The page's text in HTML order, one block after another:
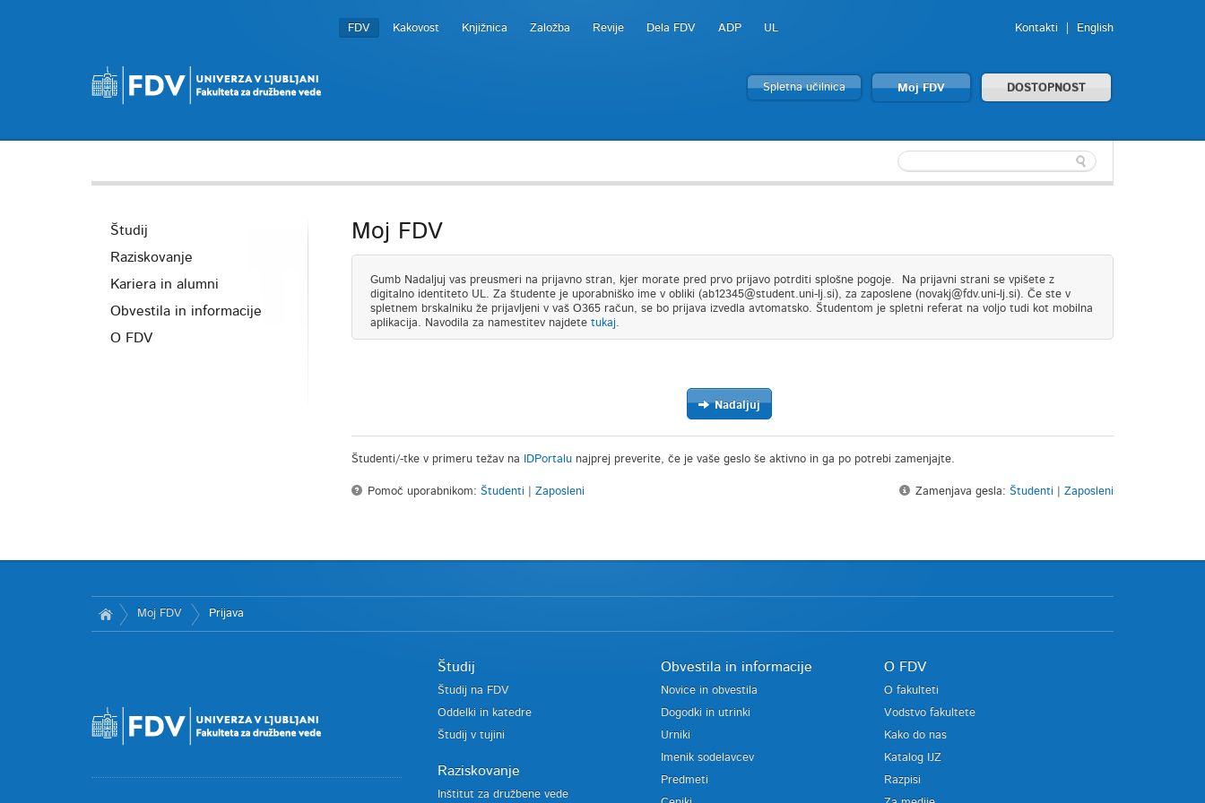
FDV Kakovost Knjižnica Založba Revije Dela FDV ADP UL Kontakti English
Spletna učilnica Moj FDV DOSTOPNOST
Študij
Raziskovanje
Kariera in alumni
Obvestila in informacije
O FDV
Moj FDV
Gumb Nadaljuj vas preusmeri na prijavno stran, kjer morate pred prvo prijavo potrditi splošne pogoje. Na prijavni strani se vpišete z
digitalno identiteto UL. Za študente je uporabniško ime v obliki (ab12345@student.uni-lj.si), za zaposlene (novakj@fdv.uni-lj.si). Če ste v
spletnem brskalniku že prijavljeni v vaš O365 račun, se bo prijava izvedla avtomatsko. Študentom je spletni referat na voljo tudi kot mobilna
aplikacija. Navodila za namestitev najdete tukaj.
Nadaljuj
Študenti/-tke v primeru težav na IDPortalunajprej preverite, če je vaše geslo še aktivno in ga po potrebi zamenjajte.
Pomoč uporabnikom: Študenti Zaposleni Zamenjava gesla: Študenti Zaposleni
Moj FDV Prijava
Študij
Študij na FDV
Oddelki in katedre
Študij v tujini
Raziskovanje
Inštitut za družbene vede
Obvestila in informacije
Novice in obvestila
Dogodki in utrinki
Urniki
Imenik sodelavcev
Predmeti
O FDV
O fakulteti
Vodstvo fakultete
Kako do nas
Katalog IJZ
Razpisi